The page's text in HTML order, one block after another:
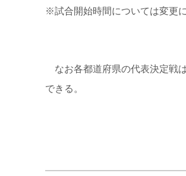
※試合開始時間については変更
なお各都道府県の代表決定戦は
できる。